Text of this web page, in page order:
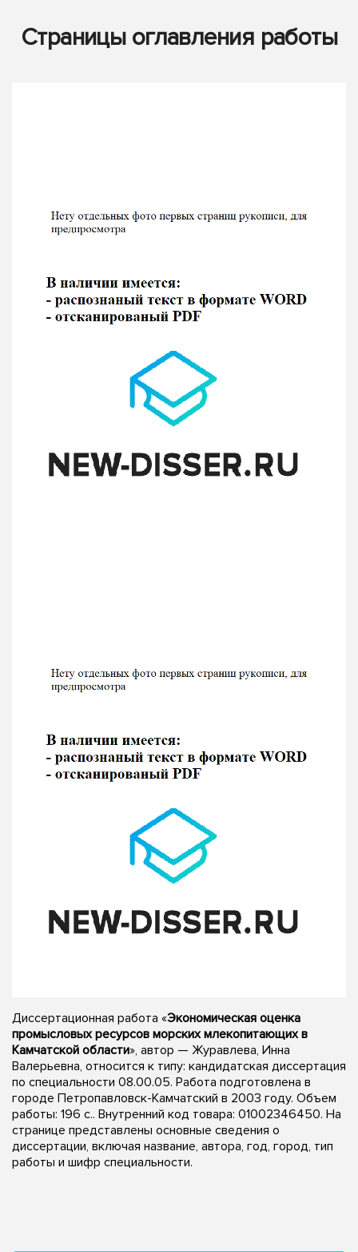
Страницы оглавления работы
Диссертационная работа «Экономическая оценка
промысловых ресурсов морских млекопитающих в
Камчатской области», автор — Журавлева, Инна
Валерьевна, относится к типу: кандидатская диссертация
по специальности 08.00.05. Работа подготовлена в
городе Петропавловск-Камчатский в 2003 году. Объем
работы: 196 с.. Внутренний код товара: 01002346450. На
странице представлены основные сведения о
диссертации, включая название, автора, год, город, тип
работы и шифр специальности.